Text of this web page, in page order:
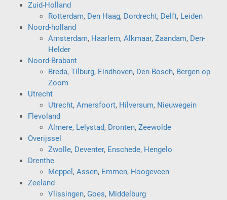
Zuid-Holland
Rotterdam, Den Haag, Dordrecht, Delft, Leiden
Noord-holland
Amsterdam, Haarlem, Alkmaar, Zaandam, Den-
Helder
Noord-Brabant
Breda, Tilburg, Eindhoven, Den Bosch, Bergen op
Zoom
Utrecht
Utrecht, Amersfoort, Hilversum, Nieuwegein
Flevoland
Almere, Lelystad, Dronten, Zeewolde
Overijssel
Zwolle, Deventer, Enschede, Hengelo
Drenthe
Meppel , Assen, Emmen, Hoogeveen
Zeeland
Vlissingen, Goes, Middelburg